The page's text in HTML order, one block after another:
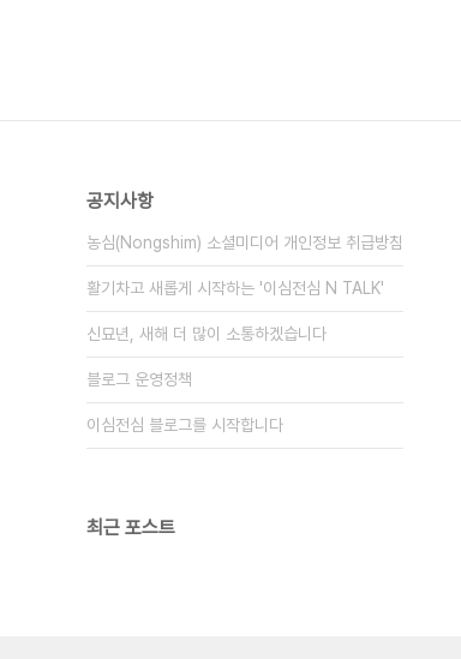
공지사항
농심(Nongshim) 소셜미디어 개인정보 취급방침
활기차고 새롭게 시작하는 '이심전심 N TALK'
신묘년, 새해 더 많이 소통하겠습니다
블로그 운영정책
이심전심 블로그를 시작합니다
최근 포스트